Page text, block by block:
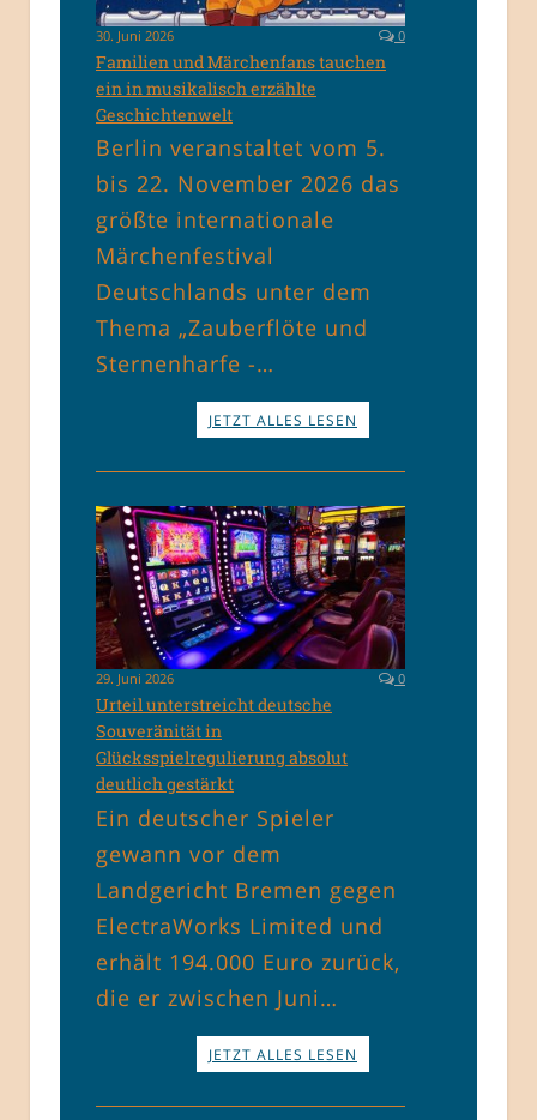
30. Juni 2026 0
Familien und Märchenfans tauchen
ein in musikalisch erzählte
Geschichtenwelt
Berlin veranstaltet vom 5.
bis 22. November 2026 das
größte internationale
Märchenfestival
Deutschlands unter dem
Thema „Zauberflöte und
Sternenharfe -…
JETZT ALLES LESEN
29. Juni 2026 0
Urteil unterstreicht deutsche
Souveränität in
Glücksspielregulierung absolut
deutlich gestärkt
Ein deutscher Spieler
gewann vor dem
Landgericht Bremen gegen
ElectraWorks Limited und
erhält 194.000 Euro zurück,
die er zwischen Juni…
JETZT ALLES LESEN